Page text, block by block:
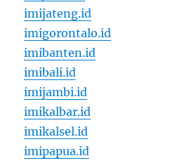
imijateng.id
imigorontalo.id
imibanten.id
imibali.id
imijambi.id
imikalbar.id
imikalsel.id
imipapua.id